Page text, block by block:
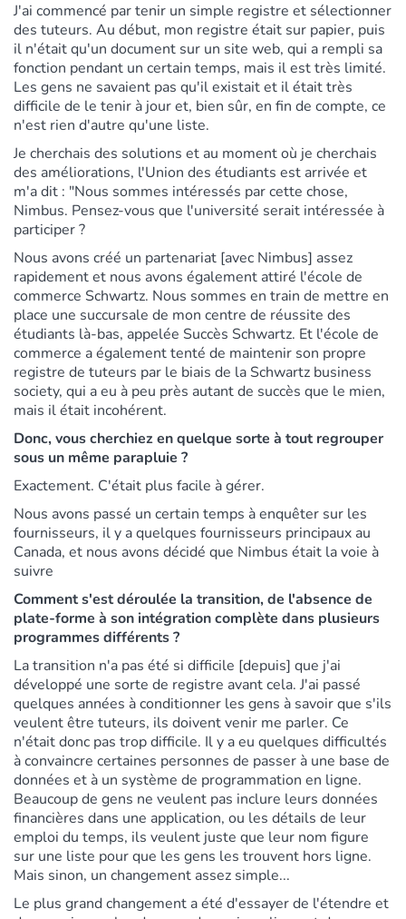
J'ai commencé par tenir un simple registre et sélectionner
des tuteurs. Au début, mon registre était sur papier, puis
il n'était qu'un document sur un site web, qui a rempli sa
fonction pendant un certain temps, mais il est très limité.
Les gens ne savaient pas qu'il existait et il était très
difficile de le tenir à jour et, bien sûr, en fin de compte, ce
n'est rien d'autre qu'une liste.
Je cherchais des solutions et au moment où je cherchais
des améliorations, l'Union des étudiants est arrivée et
m'a dit : "Nous sommes intéressés par cette chose,
Nimbus. Pensez-vous que l'université serait intéressée à
participer ?
Nous avons créé un partenariat [avec Nimbus] assez
rapidement et nous avons également attiré l'école de
commerce Schwartz. Nous sommes en train de mettre en
place une succursale de mon centre de réussite des
étudiants là-bas, appelée Succès Schwartz. Et l'école de
commerce a également tenté de maintenir son propre
registre de tuteurs par le biais de la Schwartz business
society, qui a eu à peu près autant de succès que le mien,
mais il était incohérent.
Donc, vous cherchiez en quelque sorte à tout regrouper
sous un même parapluie ?
Exactement. C'était plus facile à gérer.
Nous avons passé un certain temps à enquêter sur les
fournisseurs, il y a quelques fournisseurs principaux au
Canada, et nous avons décidé que Nimbus était la voie à
suivre
Comment s'est déroulée la transition, de l'absence de
plate-forme à son intégration complète dans plusieurs
programmes différents ?
La transition n'a pas été si difficile [depuis] que j'ai
développé une sorte de registre avant cela. J'ai passé
quelques années à conditionner les gens à savoir que s'ils
veulent être tuteurs, ils doivent venir me parler. Ce
n'était donc pas trop difficile. Il y a eu quelques difficultés
à convaincre certaines personnes de passer à une base de
données et à un système de programmation en ligne.
Beaucoup de gens ne veulent pas inclure leurs données
financières dans une application, ou les détails de leur
emploi du temps, ils veulent juste que leur nom figure
sur une liste pour que les gens les trouvent hors ligne.
Mais sinon, un changement assez simple...
Le plus grand changement a été d'essayer de l'étendre et